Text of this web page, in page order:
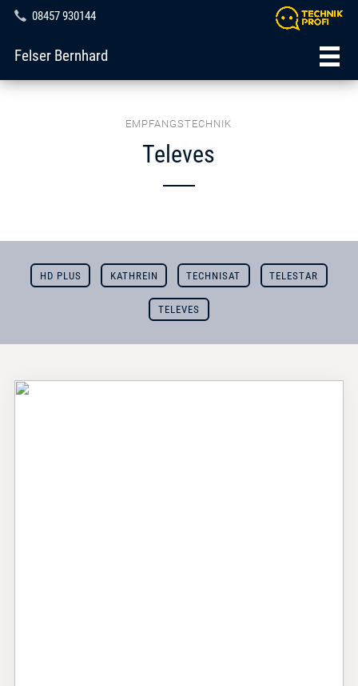
08457 930144
Felser Bernhard
EMPFANGSTECHNIK
Televes
HD PLUS KATHREIN TECHNISAT TELESTAR
TELEVES